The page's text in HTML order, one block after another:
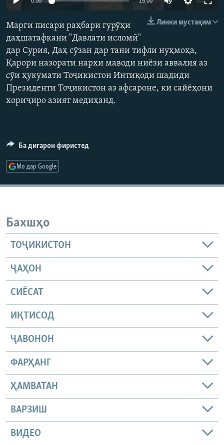
ГУЗОРИШҲОИ РАДИОӢ
ПАЙГИРӢ КУНЕД
Линки мустақим
Марги писари раҳбари гурӯҳи
даҳшатафкани "Давлати исломӣ"
дар Сурия, Даҳ сӯзан дар тани тифли нуҳмоҳа,
Қарори назорати нархи маводи ниёзи аввалия аз
сӯи ҳукумати Тоҷикистон Интиқоди шадиди
Президенти Тоҷикистон аз афсароне, ки сайёҳони
хориҷиро азият медиҳанд.
Ба дигарон фиристед
Мо дар Google
Бахшҳо
ТОҶИКИСТОН
ҶАҲОН
СИЁСАТ
ИҚТИСОД
ҶАВОНОН
ФАРҲАНГ
ҲАМВАТАН
ВАРЗИШ
ВИДЕО